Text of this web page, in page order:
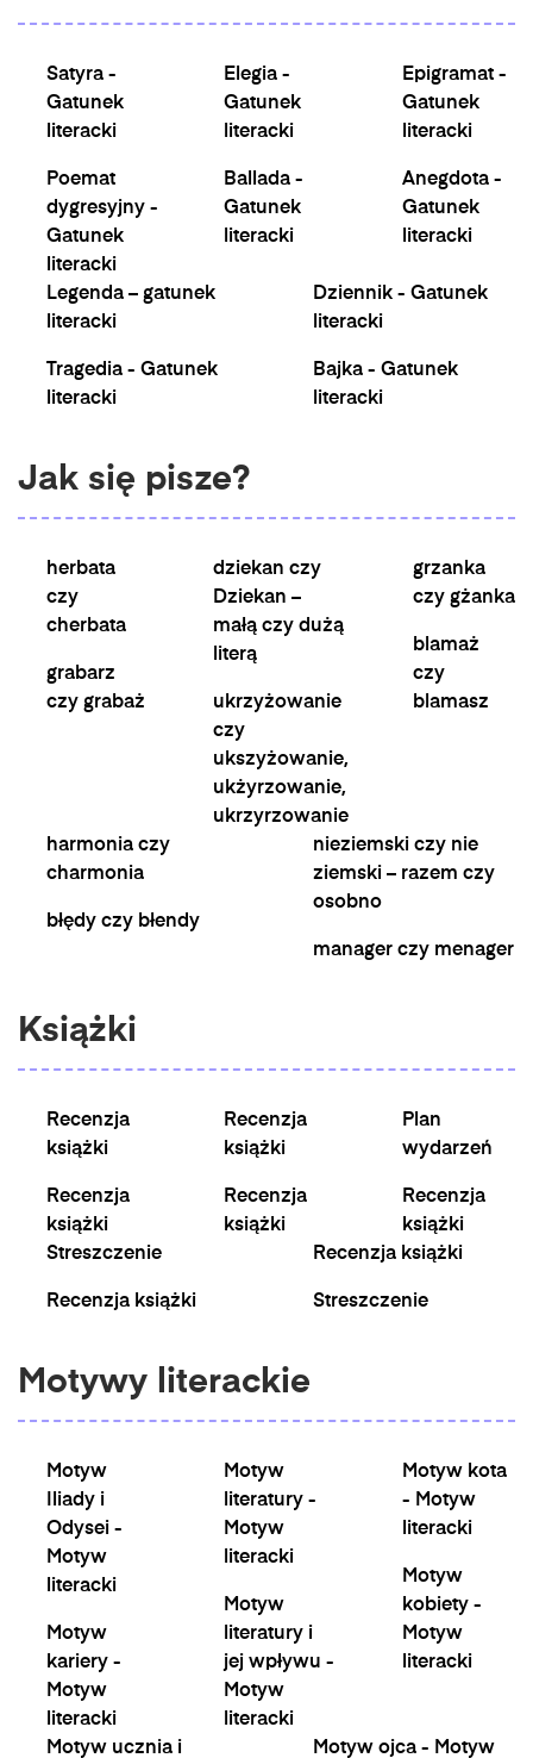
Satyra -
Gatunek
literacki
Poemat
dygresyjny -
Gatunek
literacki
Elegia -
Gatunek
literacki
Ballada -
Gatunek
literacki
Epigramat -
Gatunek
literacki
Anegdota -
Gatunek
literacki
Legenda – gatunek
literacki
Tragedia - Gatunek
literacki
Dziennik - Gatunek
literacki
Bajka - Gatunek
literacki
Jak się pisze?
herbata
czy
cherbata
grabarz
czy grabaż
dziekan czy
Dziekan –
małą czy dużą
literą
ukrzyżowanie
czy
ukszyżowanie,
ukżyrzowanie,
ukrzyrzowanie
grzanka
czy gżanka
blamaż
czy
blamasz
harmonia czy
charmonia
błędy czy błendy
nieziemski czy nie
ziemski – razem czy
osobno
manager czy menager
Książki
Recenzja
książki
Recenzja
książki
Recenzja
książki
Recenzja
książki
Plan
wydarzeń
Recenzja
książki
Streszczenie
Recenzja książki
Recenzja książki
Streszczenie
Motywy literackie
Motyw
Iliady i
Odysei -
Motyw
literacki
Motyw
kariery -
Motyw
literacki
Motyw
literatury -
Motyw
literacki
Motyw
literatury i
jej wpływu -
Motyw
literacki
Motyw kota
- Motyw
literacki
Motyw
kobiety -
Motyw
literacki
Motyw ucznia i Motyw ojca - Motyw